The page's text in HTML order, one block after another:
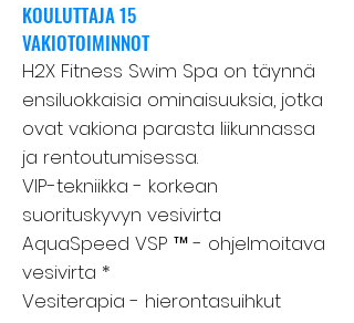
KOULUTTAJA 15
VAKIOTOIMINNOT
H2X Fitness Swim Spa on täynnä
ensiluokkaisia ​​ominaisuuksia, jotka
ovat vakiona parasta liikunnassa
ja rentoutumisessa.
VIP-tekniikka - korkean
suorituskyvyn vesivirta
AquaSpeed ​​VSP ™ - ohjelmoitava
vesivirta *
Vesiterapia - hierontasuihkut